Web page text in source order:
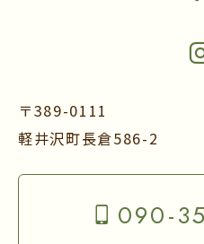
〒389-0111
軽井沢町長倉586-2
090-